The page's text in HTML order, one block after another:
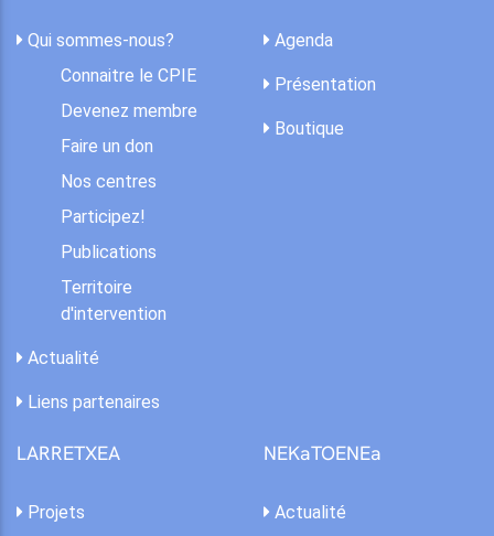
Qui sommes-nous?
Connaitre le CPIE
Devenez membre
Faire un don
Nos centres
Participez!
Publications
Territoire
d'intervention
Actualité
Liens partenaires
Agenda
Présentation
Boutique
LARRETXEA
Projets
NEKaTOENEa
Actualité